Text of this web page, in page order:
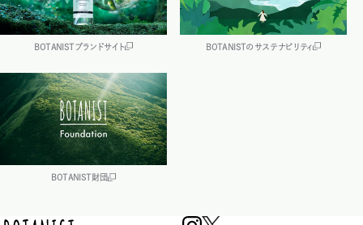
BOTANISTブランドサイト BOTANISTのサステナビリティ
BOTANIST財団